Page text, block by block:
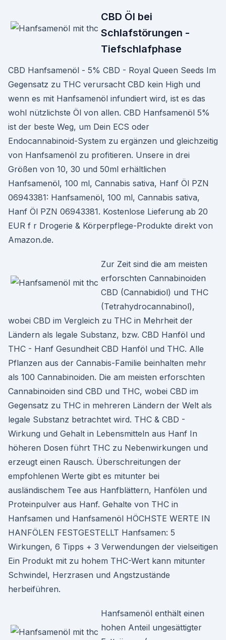
CBD Öl bei
Schlafstörungen -
Tiefschlafphase
CBD Hanfsamenöl - 5% CBD - Royal Queen Seeds Im
Gegensatz zu THC verursacht CBD kein High und
wenn es mit Hanfsamenöl infundiert wird, ist es das
wohl nützlichste Öl von allen. CBD Hanfsamenöl 5%
ist der beste Weg, um Dein ECS oder
Endocannabinoid-System zu ergänzen und gleichzeitig
von Hanfsamenöl zu profitieren. Unsere in drei
Größen von 10, 30 und 50ml erhältlichen
Hanfsamenöl, 100 ml, Cannabis sativa, Hanf Öl PZN
06943381: Hanfsamenöl, 100 ml, Cannabis sativa,
Hanf Öl PZN 06943381. Kostenlose Lieferung ab 20
EUR f r Drogerie & Körperpflege-Produkte direkt von
Amazon.de.
Zur Zeit sind die am meisten
erforschten Cannabinoiden
CBD (Cannabidiol) und THC
(Tetrahydrocannabinol),
wobei CBD im Vergleich zu THC in Mehrheit der
Ländern als legale Substanz, bzw. CBD Hanföl und
THC - Hanf Gesundheit CBD Hanföl und THC. Alle
Pflanzen aus der Cannabis-Familie beinhalten mehr
als 100 Cannabinoiden. Die am meisten erforschten
Cannabinoiden sind CBD und THC, wobei CBD im
Gegensatz zu THC in mehreren Ländern der Welt als
legale Substanz betrachtet wird. THC & CBD -
Wirkung und Gehalt in Lebensmitteln aus Hanf In
höheren Dosen führt THC zu Nebenwirkungen und
erzeugt einen Rausch. Überschreitungen der
empfohlenen Werte gibt es mitunter bei
ausländischem Tee aus Hanfblättern, Hanfölen und
Proteinpulver aus Hanf. Gehalte von THC in
Hanfsamen und Hanfsamenöl HÖCHSTE WERTE IN
HANFÖLEN FESTGESTELLT Hanfsamen: 5
Wirkungen, 6 Tipps + 3 Verwendungen der vielseitigen
Ein Produkt mit zu hohem THC-Wert kann mitunter
Schwindel, Herzrasen und Angstzustände
herbeiführen.
Hanfsamenöl enthält einen
hohen Anteil ungesättigter